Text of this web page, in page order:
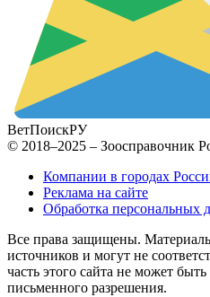
ВетПоискРУ
© 2018–2025 – Зоосправочник
Компании в городах
Реклама на сайте
Обработка персональных
Все права защищены.
источников и могут не
часть этого сайта не может
письменного разрешения.